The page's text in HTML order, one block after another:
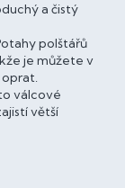
a čistý
polštářů
je můžete v
válcové
větší